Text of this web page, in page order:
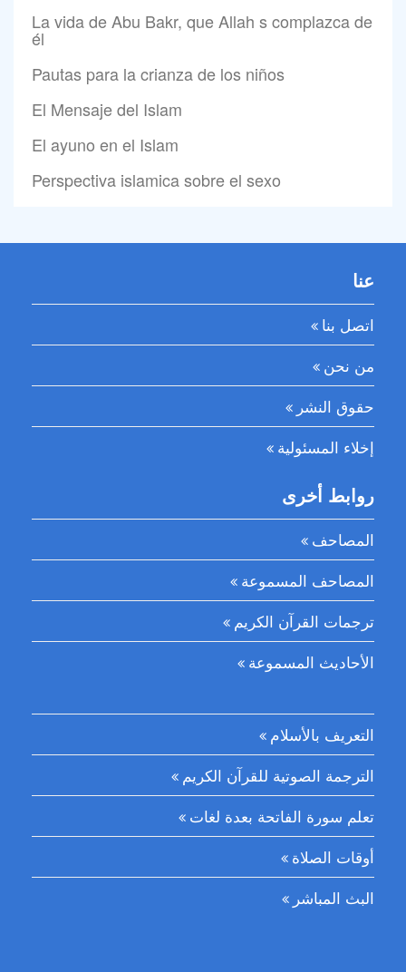
La vida de Abu Bakr, que Allah s complazca de
él
Pautas para la crianza de los niños
El Mensaje del Islam
El ayuno en el Islam
Perspectiva islamica sobre el sexo
عنا
اتصل بنا
من نحن
حقوق النشر
إخلاء المسئولية
روابط أخرى
المصاحف
المصاحف المسموعة
ترجمات القرآن الكريم
الأحاديث المسموعة
التعريف بالأسلام
الترجمة الصوتية للقرآن الكريم
تعلم سورة الفاتحة بعدة لغات
أوقات الصلاة
البث المباشر